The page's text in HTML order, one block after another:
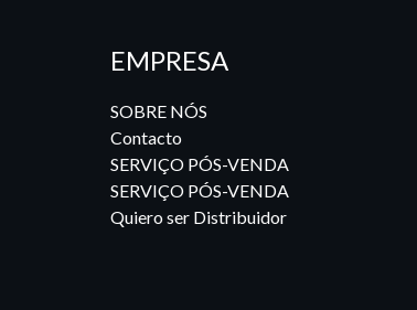
EMPRESA
SOBRE NÓS
Contacto
SERVIÇO PÓS-VENDA
SERVIÇO PÓS-VENDA
Quiero ser Distribuidor